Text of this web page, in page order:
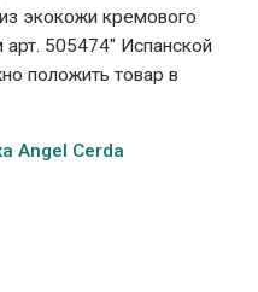
экокожи кремового
505474" Испанской
положить товар в
Angel Cerda